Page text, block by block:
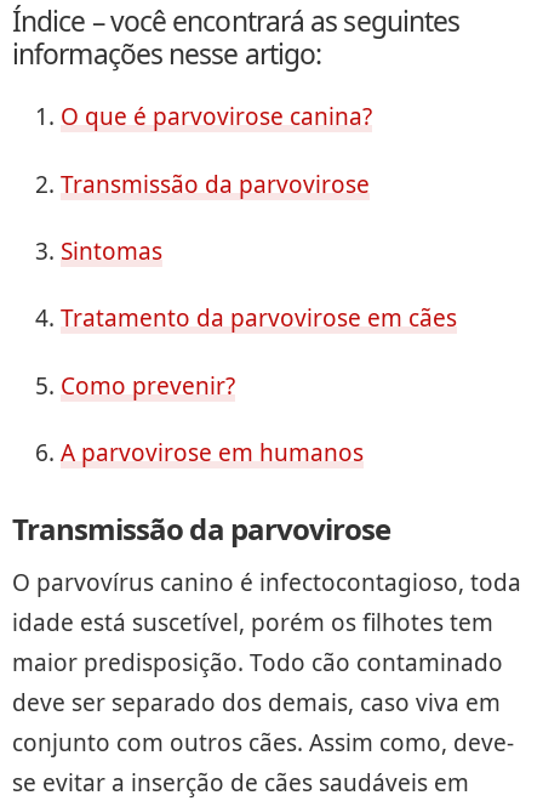
Índice – você encontrará as seguintes
informações nesse artigo:
O que é parvovirose canina?
Transmissão da parvovirose
Sintomas
Tratamento da parvovirose em cães
Como prevenir?
A parvovirose em humanos
Transmissão da parvovirose
O parvovírus canino é infectocontagioso, toda
idade está suscetível, porém os filhotes tem
maior predisposição. Todo cão contaminado
deve ser separado dos demais, caso viva em
conjunto com outros cães. Assim como, deve-
se evitar a inserção de cães saudáveis em